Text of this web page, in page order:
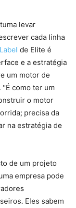
levar
cada linha
de Elite é
e a estratégia
um motor de
"É como ter um
o motor
precisa da
na estratégia de
de um projeto
empresa pode
Eles sabem